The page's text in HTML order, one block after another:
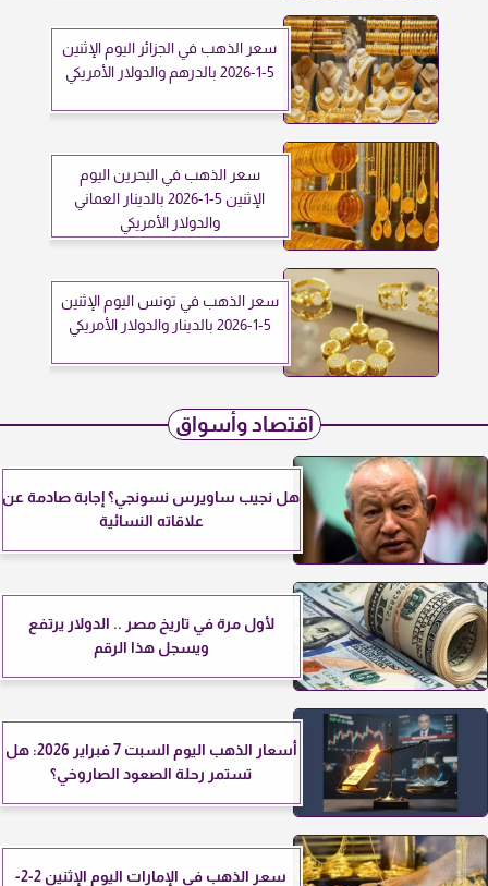
سعر الذهب في الجزائر اليوم الإثنين
5-1-2026 بالدرهم والدولار الأمريكي
سعر الذهب في البحرين اليوم
الإثنين 5-1-2026 بالدينار العماني
والدولار الأمريكي
سعر الذهب في تونس اليوم الإثنين
5-1-2026 بالدينار والدولار الأمريكي
اقتصاد وأسواق
هل نجيب ساويرس نسونجي؟ إجابة صادمة عن
علاقاته النسائية
لأول مرة في تاريخ مصر .. الدولار يرتفع
ويسجل هذا الرقم
أسعار الذهب اليوم السبت 7 فبراير 2026: هل
تستمر رحلة الصعود الصاروخي؟
سعر الذهب في الإمارات اليوم الإثنين 2-2-